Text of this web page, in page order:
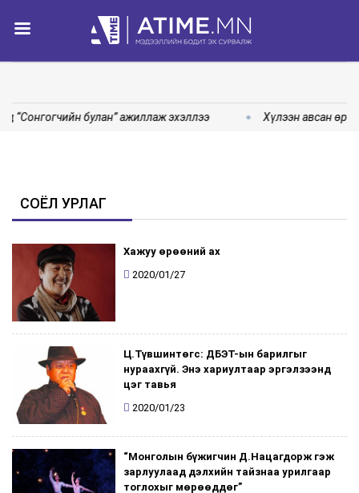
“Сонгогчийн булан” ажиллаж эхэллээ Хүлээн авсан
СОЁЛ УРЛАГ
Хажуу өрөөний ах
2020/01/27
Ц.Түвшинтөгс: ДБЭТ-ын барилгыг
нураахгүй. Энэ хариултаар эргэлзээнд
цэг тавья
2020/01/23
“Монголын бүжигчин Д.Нацагдорж гэж
зарлуулаад дэлхийн тайзнаа урилгаар
тоглохыг мөрөөддөг”